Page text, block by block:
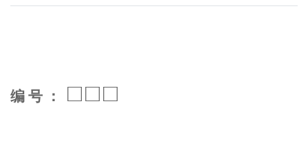
编号： □□□